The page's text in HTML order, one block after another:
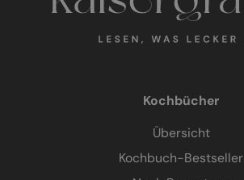
Kochbücher
Übersicht
Kochbuch-Bestseller